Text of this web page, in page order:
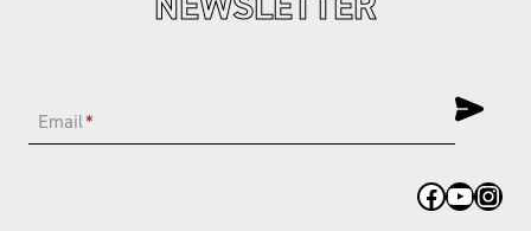
Email*
Facebook